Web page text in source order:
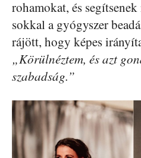
rohamokat, és
sokkal a gyógyszer
rájött, hogy képes
„Körülnéztem, és azt
szabadság.”